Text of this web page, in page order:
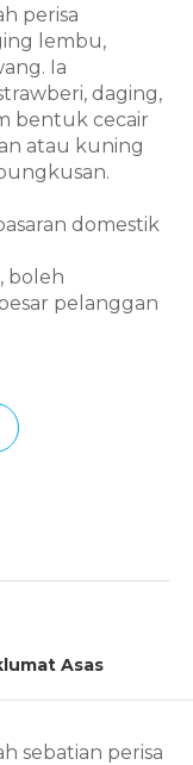
perisa
lembu,
Ia
daging,
bentuk cecair
atau kuning
domestik
boleh
pelanggan
Asas
sebatian perisa